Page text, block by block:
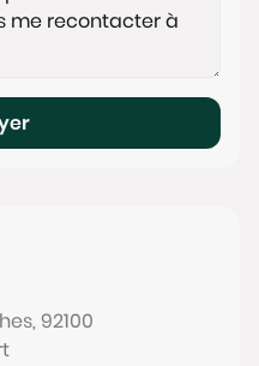
92100